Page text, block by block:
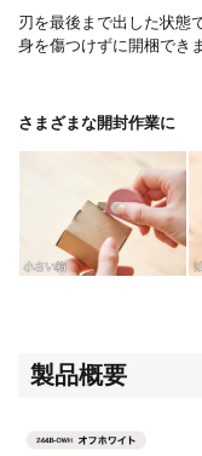
刃を最後まで出した状態
身を傷つけずに開梱でき
さまざまな開封作業に
製品概要